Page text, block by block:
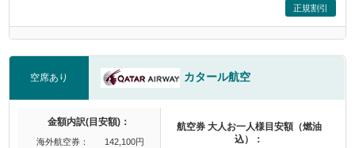
正規割引
空席あり カタール航空
金額内訳(目安額)：
海外航空券：
142,100円
航空券 大人お一人様目安額（燃油
込）：